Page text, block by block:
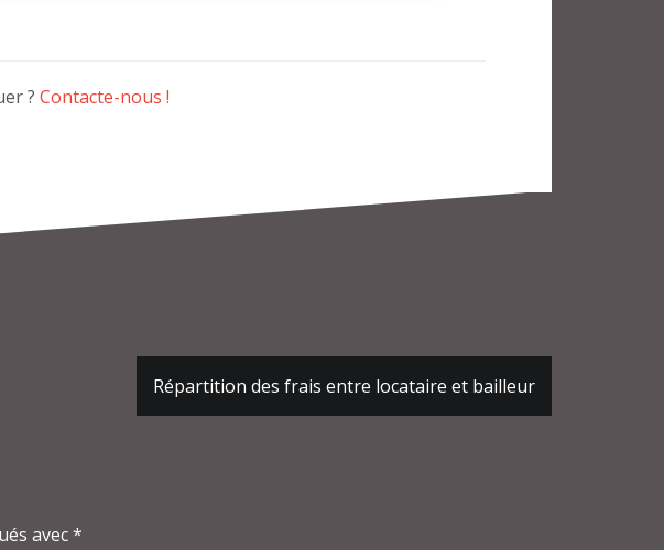
? Contacte-nous !
Répartition des frais entre locataire et bailleur
avec*